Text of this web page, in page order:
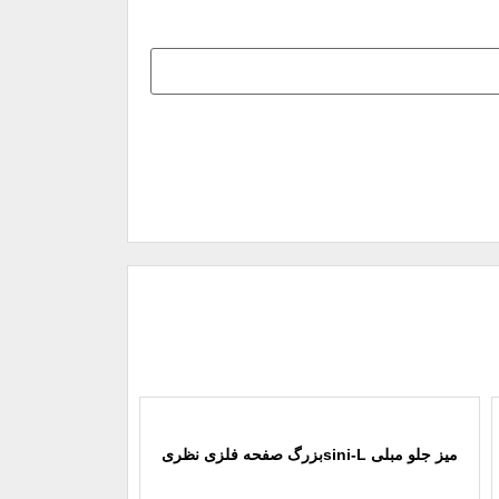
میز جلو مبلی sini-Lبزرگ صفحه فلزی نظری